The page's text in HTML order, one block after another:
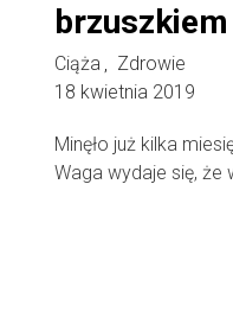
Ciąża
Zdrowie
18 kwietnia 2019
Minęło już kilka
Waga wydaje się, że